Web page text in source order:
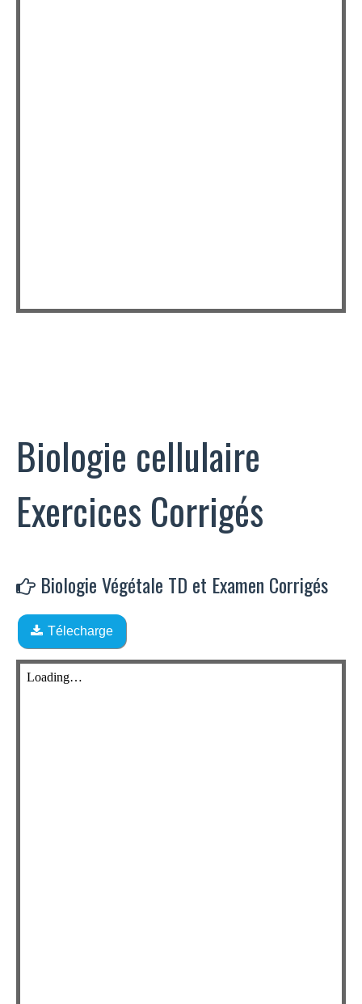
Biologie cellulaire
Exercices Corrigés
Biologie Végétale TD et Examen Corrigés
Télecharge